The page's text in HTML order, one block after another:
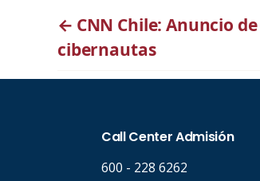
← CNN Chile: Anuncio
cibernautas